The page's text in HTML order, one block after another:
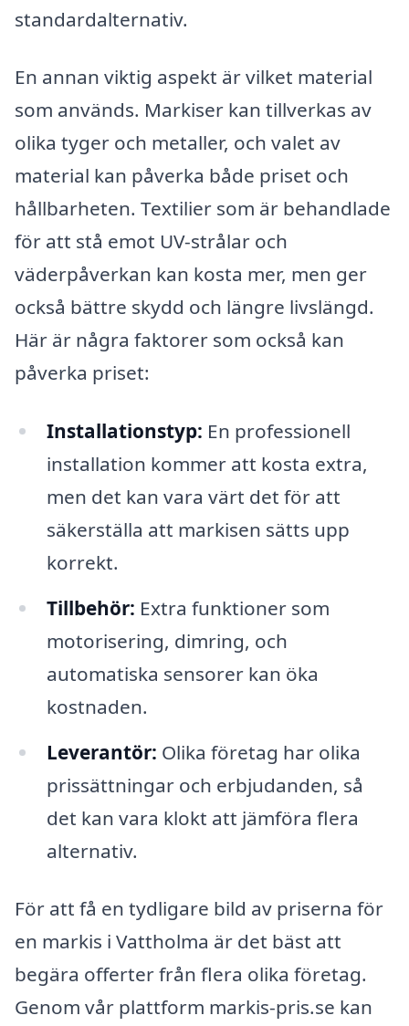
standardalternativ.
En annan viktig aspekt är vilket material
som används. Markiser kan tillverkas av
olika tyger och metaller, och valet av
material kan påverka både priset och
hållbarheten. Textilier som är behandlade
för att stå emot UV-strålar och
väderpåverkan kan kosta mer, men ger
också bättre skydd och längre livslängd.
Här är några faktorer som också kan
påverka priset:
Installationstyp: En professionell
installation kommer att kosta extra,
men det kan vara värt det för att
säkerställa att markisen sätts upp
korrekt.
Tillbehör: Extra funktioner som
motorisering, dimring, och
automatiska sensorer kan öka
kostnaden.
Leverantör: Olika företag har olika
prissättningar och erbjudanden, så
det kan vara klokt att jämföra flera
alternativ.
För att få en tydligare bild av priserna för
en markis i Vattholma är det bäst att
begära offerter från flera olika företag.
Genom vår plattform markis-pris.se kan